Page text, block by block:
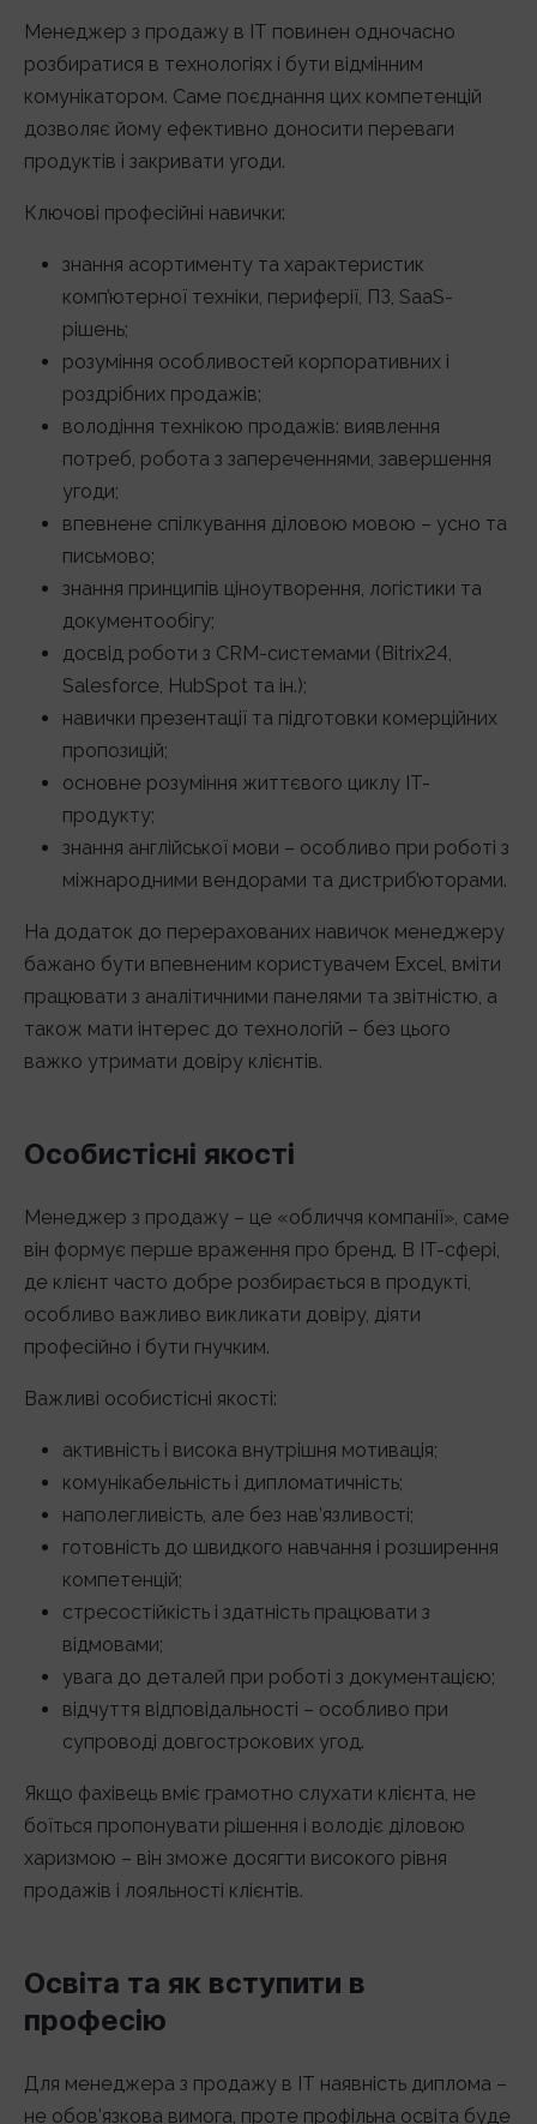
Менеджер з продажу в IT повинен одночасно
розбиратися в технологіях і бути відмінним
комунікатором. Саме поєднання цих компетенцій
дозволяє йому ефективно доносити переваги
продуктів і закривати угоди.
Ключові професійні навички:
знання асортименту та характеристик
комп’ютерної техніки, периферії, ПЗ, SaaS-
рішень;
розуміння особливостей корпоративних і
роздрібних продажів;
володіння технікою продажів: виявлення
потреб, робота з запереченнями, завершення
угоди;
впевнене спілкування діловою мовою – усно та
письмово;
знання принципів ціноутворення, логістики та
документообігу;
досвід роботи з CRM-системами (Bitrix24,
Salesforce, HubSpot та ін.);
навички презентації та підготовки комерційних
пропозицій;
основне розуміння життєвого циклу ІТ-
продукту;
знання англійської мови – особливо при роботі з
міжнародними вендорами та дистриб’юторами.
На додаток до перерахованих навичок менеджеру
бажано бути впевненим користувачем Excel, вміти
працювати з аналітичними панелями та звітністю, а
також мати інтерес до технологій – без цього
важко утримати довіру клієнтів.
Особистісні якості
Менеджер з продажу – це «обличчя компанії», саме
він формує перше враження про бренд. В ІТ-сфері,
де клієнт часто добре розбирається в продукті,
особливо важливо викликати довіру, діяти
професійно і бути гнучким.
Важливі особистісні якості:
активність і висока внутрішня мотивація;
комунікабельність і дипломатичність;
наполегливість, але без нав’язливості;
готовність до швидкого навчання і розширення
компетенцій;
стресостійкість і здатність працювати з
відмовами;
увага до деталей при роботі з документацією;
відчуття відповідальності – особливо при
супроводі довгострокових угод.
Якщо фахівець вміє грамотно слухати клієнта, не
боїться пропонувати рішення і володіє діловою
харизмою – він зможе досягти високого рівня
продажів і лояльності клієнтів.
Освіта та як вступити в
професію
Для менеджера з продажу в IT наявність диплома –
не обов’язкова вимога, проте профільна освіта буде